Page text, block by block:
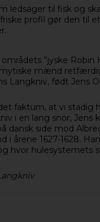
ledsager til fisk og
profil gør den til
”jyske Robin
mænd
Langkniv, født Jens
faktum, at vi stadig
i en lang snor, Jens
dansk side mod
i årene 1627-1628.
hvor hulesystemets